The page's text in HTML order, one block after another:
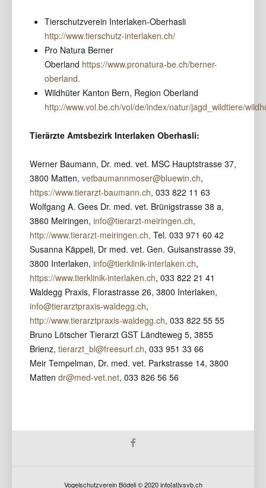
Tierschutzverein Interlaken-Oberhasli
http://www.tierschutz-interlaken.ch/
Pro Natura Berner
Oberland https://www.pronatura-be.ch/berner-
oberland.
Wildhüter Kanton Bern, Region Oberland
http://www.vol.be.ch/vol/de/index/natur/jagd_wildtiere/
Tierärzte Amtsbezirk Interlaken Oberhasli:
Werner Baumann, Dr. med. vet. MSC Hauptstrasse 37,
3800 Matten, vetbaumannmoser@bluewin.ch,
https://www.tierarzt-baumann.ch, 033 822 11 63
Wolfgang A. Gees Dr. med. vet. Brünigstrasse 38 a,
3860 Meiringen, info@tierarzt-meiringen.ch,
http://www.tierarzt-meiringen.ch, Tel. 033 971 60 42
Susanna Käppeli, Dr med. vet. Gen. Guisanstrasse 39,
3800 Interlaken, info@tierklinik-interlaken.ch,
https://www.tierklinik-interlaken.ch, 033 822 21 41
Waldegg Praxis, Florastrasse 26, 3800 Interlaken,
info@tierarztpraxis-waldegg.ch,
http://www.tierarztpraxis-waldegg.ch, 033 822 55 55
Bruno Lötscher Tierarzt GST Ländteweg 5, 3855
Brienz, tierarzt_bl@freesurf.ch, 033 951 33 66
Meir Tempelman, Dr. med. vet. Parkstrasse 14, 3800
Matten dr@med-vet.net, 033 826 56 56
Vogelschutzverein Bödeli © 2020 info[at]vsvb.ch